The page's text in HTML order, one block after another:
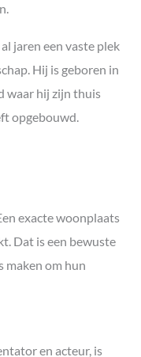
jaren een vaste plek
Hij is geboren in
waar hij zijn thuis
opgebouwd.
exacte woonplaats
Dat is een bewuste
maken om hun
en acteur, is